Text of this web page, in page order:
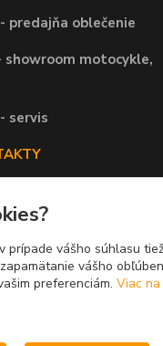
predajňa oblečenie
showroom motocykle,
servis
prípade vášho súhlasu
vášho
preferenciám. Viac